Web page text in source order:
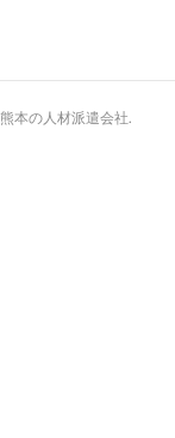
本の人材派遣会社.